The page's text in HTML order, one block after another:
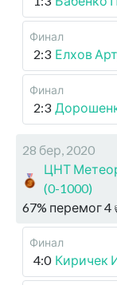
Финал
2:3 Елхов
Финал
2:3
28 бер, 2020
ЦНТ
(0-1000)
67% перемог4
Финал
4:0 Киричек